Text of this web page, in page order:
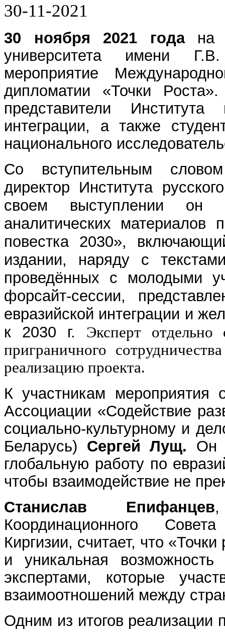
30-11-2021
30 ноября 2021 года на
университета имени
мероприятие
дипломатии «Точки
представители Института
интеграции, а также
национального
Со вступительным
директор Института
своем выступлении он
аналитических материалов
повестка 2030»,
издании, наряду с
проведённых с молодыми
форсайт-сессии,
евразийской интеграции и
к 2030 г. Эксперт отдельно
приграничного
реализацию проекта.
К участникам мероприятия
Ассоциации «Содействие
социально-культурному и
Беларусь) Сергей Лущ. Он
глобальную работу по
чтобы взаимодействие не
Станислав Епифанцев,
Координационного
Киргизии, считает, что
и уникальная
экспертами, которые
взаимоотношений между
Одним из итогов реализации